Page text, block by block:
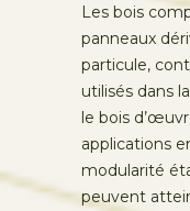
Les bois
panneaux
particule,
utilisés dans
le bois
applications
modularité
peuvent